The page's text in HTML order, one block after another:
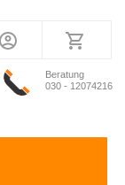
Beratung
030 - 12074216